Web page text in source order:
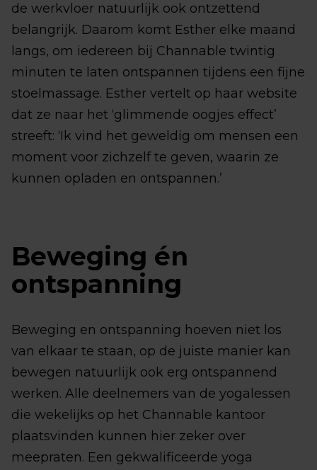
de werkvloer natuurlijk ook ontzettend
belangrijk. Daarom komt Esther elke maand
langs, om iedereen bij Channable twintig
minuten te laten ontspannen tijdens een fijne
stoelmassage. Esther vertelt op haar website
dat ze naar het ‘glimmende oogjes effect’
streeft: ‘Ik vind het geweldig om mensen een
moment voor zichzelf te geven, waarin ze
kunnen opladen en ontspannen.’
Beweging én
ontspanning
Beweging en ontspanning hoeven niet los
van elkaar te staan, op de juiste manier kan
bewegen natuurlijk ook erg ontspannend
werken. Alle deelnemers van de yogalessen
die wekelijks op het Channable kantoor
plaatsvinden kunnen hier zeker over
meepraten. Een gekwalificeerde yoga